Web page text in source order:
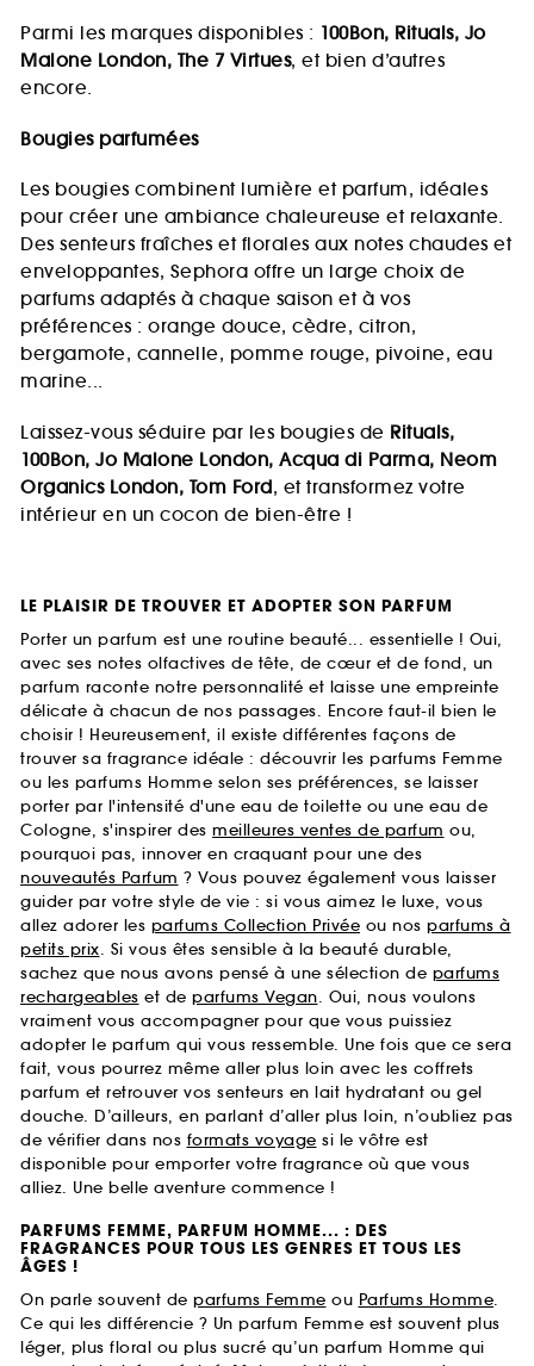
Parmi les marques disponibles : 100Bon, Rituals, Jo
Malone London, The 7 Virtues, et bien d’autres
encore.
Bougies parfumées
Les bougies combinent lumière et parfum, idéales
pour créer une ambiance chaleureuse et relaxante.
Des senteurs fraîches et florales aux notes chaudes et
enveloppantes, Sephora offre un large choix de
parfums adaptés à chaque saison et à vos
préférences : orange douce, cèdre, citron,
bergamote, cannelle, pomme rouge, pivoine, eau
marine...
Laissez-vous séduire par les bougies de Rituals,
100Bon, Jo Malone London, Acqua di Parma, Neom
Organics London, Tom Ford, et transformez votre
intérieur en un cocon de bien-être !
LE PLAISIR DE TROUVER ET ADOPTER SON PARFUM
Porter un parfum est une routine beauté... essentielle ! Oui,
avec ses notes olfactives de tête, de cœur et de fond, un
parfum raconte notre personnalité et laisse une empreinte
délicate à chacun de nos passages. Encore faut-il bien le
choisir ! Heureusement, il existe différentes façons de
trouver sa fragrance idéale : découvrir les parfums Femme
ou les parfums Homme selon ses préférences, se laisser
porter par l'intensité d'une eau de toilette ou une eau de
Cologne, s'inspirer des meilleures ventes de parfum ou,
pourquoi pas, innover en craquant pour une des
nouveautés Parfum ? Vous pouvez également vous laisser
guider par votre style de vie : si vous aimez le luxe, vous
allez adorer les parfums Collection Privée ou nos parfums à
petits prix. Si vous êtes sensible à la beauté durable,
sachez que nous avons pensé à une sélection de parfums
rechargeables et de parfums Vegan. Oui, nous voulons
vraiment vous accompagner pour que vous puissiez
adopter le parfum qui vous ressemble. Une fois que ce sera
fait, vous pourrez même aller plus loin avec les coffrets
parfum et retrouver vos senteurs en lait hydratant ou gel
douche. D’ailleurs, en parlant d’aller plus loin, n’oubliez pas
de vérifier dans nos formats voyage si le vôtre est
disponible pour emporter votre fragrance où que vous
alliez. Une belle aventure commence !
PARFUMS FEMME, PARFUM HOMME... : DES
FRAGRANCES POUR TOUS LES GENRES ET TOUS LES
ÂGES !
On parle souvent de parfums Femme ou Parfums Homme.
Ce qui les différencie ? Un parfum Femme est souvent plus
léger, plus floral ou plus sucré qu’un parfum Homme qui